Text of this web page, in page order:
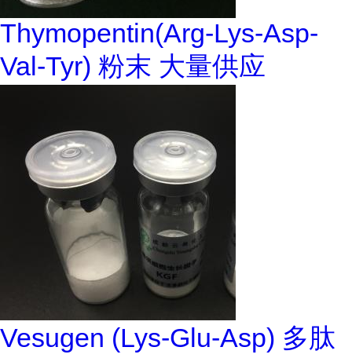
Thymopentin(Arg-Lys-Asp-
Val-Tyr) 粉末 大量供应
Vesugen (Lys-Glu-Asp) 多肽